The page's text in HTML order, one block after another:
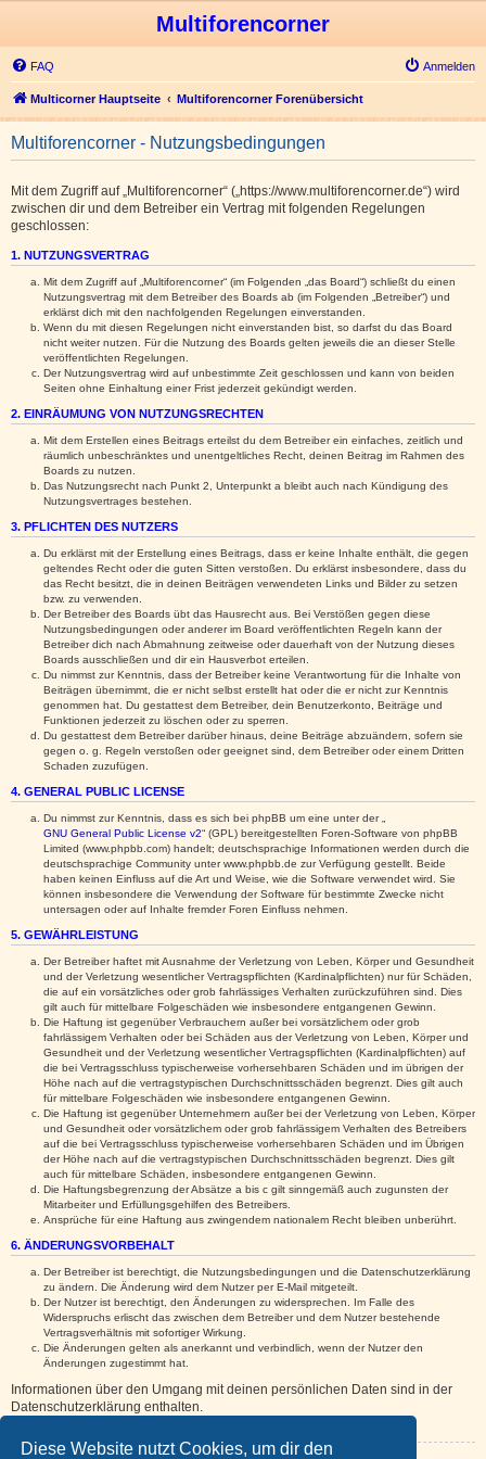
Diese Website nutzt Cookies, um dir den
Multiforencorner
FAQ Anmelden
Multicorner Hauptseite Multiforencorner Forenübersicht
Multiforencorner - Nutzungsbedingungen
Mit dem Zugriff auf „Multiforencorner“ („https://www.multiforencorner.de“) wird
zwischen dir und dem Betreiber ein Vertrag mit folgenden Regelungen
geschlossen:
1. NUTZUNGSVERTRAG
Mit dem Zugriff auf „Multiforencorner“ (im Folgenden „das Board“) schließt du einen
Nutzungsvertrag mit dem Betreiber des Boards ab (im Folgenden „Betreiber“) und
erklärst dich mit den nachfolgenden Regelungen einverstanden.
Wenn du mit diesen Regelungen nicht einverstanden bist, so darfst du das Board
nicht weiter nutzen. Für die Nutzung des Boards gelten jeweils die an dieser Stelle
veröffentlichten Regelungen.
Der Nutzungsvertrag wird auf unbestimmte Zeit geschlossen und kann von beiden
Seiten ohne Einhaltung einer Frist jederzeit gekündigt werden.
2. EINRÄUMUNG VON NUTZUNGSRECHTEN
Mit dem Erstellen eines Beitrags erteilst du dem Betreiber ein einfaches, zeitlich und
räumlich unbeschränktes und unentgeltliches Recht, deinen Beitrag im Rahmen des
Boards zu nutzen.
Das Nutzungsrecht nach Punkt 2, Unterpunkt a bleibt auch nach Kündigung des
Nutzungsvertrages bestehen.
3. PFLICHTEN DES NUTZERS
Du erklärst mit der Erstellung eines Beitrags, dass er keine Inhalte enthält, die gegen
geltendes Recht oder die guten Sitten verstoßen. Du erklärst insbesondere, dass du
das Recht besitzt, die in deinen Beiträgen verwendeten Links und Bilder zu setzen
bzw. zu verwenden.
Der Betreiber des Boards übt das Hausrecht aus. Bei Verstößen gegen diese
Nutzungsbedingungen oder anderer im Board veröffentlichten Regeln kann der
Betreiber dich nach Abmahnung zeitweise oder dauerhaft von der Nutzung dieses
Boards ausschließen und dir ein Hausverbot erteilen.
Du nimmst zur Kenntnis, dass der Betreiber keine Verantwortung für die Inhalte von
Beiträgen übernimmt, die er nicht selbst erstellt hat oder die er nicht zur Kenntnis
genommen hat. Du gestattest dem Betreiber, dein Benutzerkonto, Beiträge und
Funktionen jederzeit zu löschen oder zu sperren.
Du gestattest dem Betreiber darüber hinaus, deine Beiträge abzuändern, sofern sie
gegen o. g. Regeln verstoßen oder geeignet sind, dem Betreiber oder einem Dritten
Schaden zuzufügen.
4. GENERAL PUBLIC LICENSE
Du nimmst zur Kenntnis, dass es sich bei phpBB um eine unter der „
GNU General Public License v2“ (GPL) bereitgestellten Foren-Software von phpBB
Limited (www.phpbb.com) handelt; deutschsprachige Informationen werden durch die
deutschsprachige Community unter www.phpbb.de zur Verfügung gestellt. Beide
haben keinen Einfluss auf die Art und Weise, wie die Software verwendet wird. Sie
können insbesondere die Verwendung der Software für bestimmte Zwecke nicht
untersagen oder auf Inhalte fremder Foren Einfluss nehmen.
5. GEWÄHRLEISTUNG
Der Betreiber haftet mit Ausnahme der Verletzung von Leben, Körper und Gesundheit
und der Verletzung wesentlicher Vertragspflichten (Kardinalpflichten) nur für Schäden,
die auf ein vorsätzliches oder grob fahrlässiges Verhalten zurückzuführen sind. Dies
gilt auch für mittelbare Folgeschäden wie insbesondere entgangenen Gewinn.
Die Haftung ist gegenüber Verbrauchern außer bei vorsätzlichem oder grob
fahrlässigem Verhalten oder bei Schäden aus der Verletzung von Leben, Körper und
Gesundheit und der Verletzung wesentlicher Vertragspflichten (Kardinalpflichten) auf
die bei Vertragsschluss typischerweise vorhersehbaren Schäden und im übrigen der
Höhe nach auf die vertragstypischen Durchschnittsschäden begrenzt. Dies gilt auch
für mittelbare Folgeschäden wie insbesondere entgangenen Gewinn.
Die Haftung ist gegenüber Unternehmern außer bei der Verletzung von Leben, Körper
und Gesundheit oder vorsätzlichem oder grob fahrlässigem Verhalten des Betreibers
auf die bei Vertragsschluss typischerweise vorhersehbaren Schäden und im Übrigen
der Höhe nach auf die vertragstypischen Durchschnittsschäden begrenzt. Dies gilt
auch für mittelbare Schäden, insbesondere entgangenen Gewinn.
Die Haftungsbegrenzung der Absätze a bis c gilt sinngemäß auch zugunsten der
Mitarbeiter und Erfüllungsgehilfen des Betreibers.
Ansprüche für eine Haftung aus zwingendem nationalem Recht bleiben unberührt.
6. ÄNDERUNGSVORBEHALT
Der Betreiber ist berechtigt, die Nutzungsbedingungen und die Datenschutzerklärung
zu ändern. Die Änderung wird dem Nutzer per E-Mail mitgeteilt.
Der Nutzer ist berechtigt, den Änderungen zu widersprechen. Im Falle des
Widerspruchs erlischt das zwischen dem Betreiber und dem Nutzer bestehende
Vertragsverhältnis mit sofortiger Wirkung.
Die Änderungen gelten als anerkannt und verbindlich, wenn der Nutzer den
Änderungen zugestimmt hat.
Informationen über den Umgang mit deinen persönlichen Daten sind in der
Datenschutzerklärung enthalten.